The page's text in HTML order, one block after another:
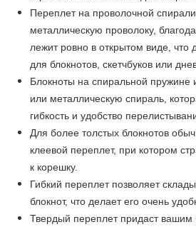
Переплет на проволочной спирали
металлическую проволоку,
лежит ровно в открытом виде, что
для блокнотов, скетчбуков или
Блокноты на спиральной пружине
или металлическую спираль,
гибкость и удобство
Для более толстых блокнотов
клеевой переплет, при котором
к корешку.
Гибкий переплет позволяет
блокнот, что делает его очень
Твердый переплет придаст вашим